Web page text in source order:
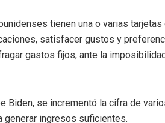
tienen una o varias
satisfacer gustos y
gastos fijos, ante la
Biden, se incrementó la cifra de
generar ingresos suficientes.